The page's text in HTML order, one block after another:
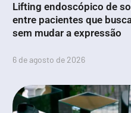
Lifting endoscópico de
entre pacientes que
sem mudar a expressão
6 de agosto de 2026